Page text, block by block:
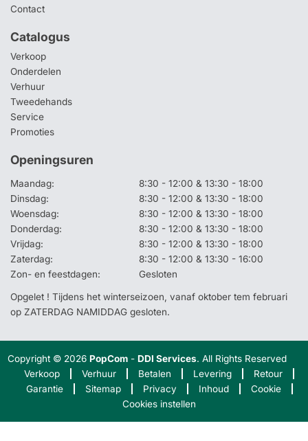
Contact
Catalogus
Verkoop
Onderdelen
Verhuur
Tweedehands
Service
Promoties
Openingsuren
Maandag:
8:30 - 12:00 & 13:30 - 18:00
Dinsdag:
8:30 - 12:00 & 13:30 - 18:00
Woensdag:
8:30 - 12:00 & 13:30 - 18:00
Donderdag:
8:30 - 12:00 & 13:30 - 18:00
Vrijdag:
8:30 - 12:00 & 13:30 - 18:00
Zaterdag:
8:30 - 12:00 & 13:30 - 16:00
Zon- en feestdagen:
Gesloten
Opgelet ! Tijdens het winterseizoen, vanaf oktober tem februari
op ZATERDAG NAMIDDAG gesloten.
Copyright © 2026PopCom -DDI Services. All Rights Reserved
Verkoop
Verhuur Betalen Levering
Retour
Garantie
Sitemap Privacy Inhoud
Cookie
Cookies instellen